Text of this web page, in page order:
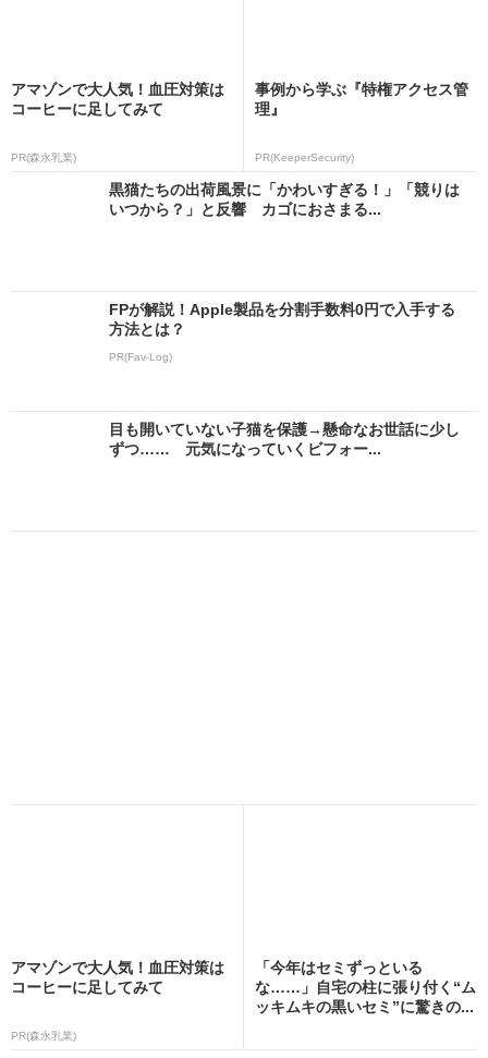
アマゾンで大人気！血圧対策は
コーヒーに足してみて
PR(森永乳業)
事例から学ぶ『特権アクセス管
理』
PR(KeeperSecurity)
黒猫たちの出荷風景に「かわいすぎる！」「競りは
いつから？」と反響 カゴにおさまる...
FPが解説！Apple製品を分割手数料0円で入手する
方法とは？
PR(Fav-Log)
目も開いていない子猫を保護→懸命なお世話に少し
ずつ…… 元気になっていくビフォー...
アマゾンで大人気！血圧対策は
コーヒーに足してみて
PR(森永乳業)
「今年はセミずっといる
な……」自宅の柱に張り付く“ム
ッキムキの黒いセミ”に驚きの...